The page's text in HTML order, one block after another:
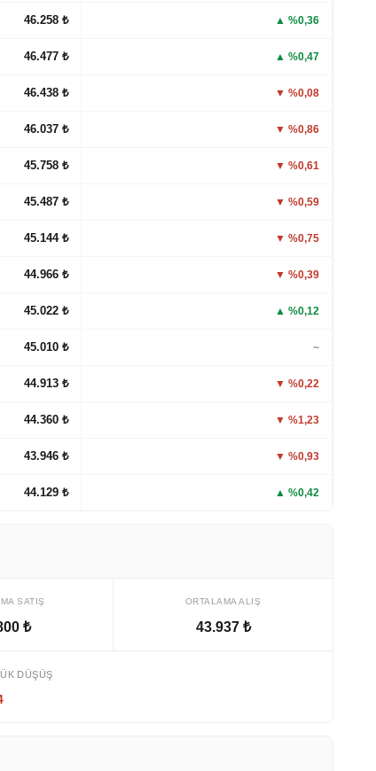
46.258 ₺ ▲ %0,36
46.477 ₺ ▲ %0,47
46.438 ₺ ▼ %0,08
46.037 ₺ ▼ %0,86
45.758 ₺ ▼ %0,61
45.487 ₺ ▼ %0,59
45.144 ₺ ▼ %0,75
44.966 ₺ ▼ %0,39
45.022 ₺ ▲ %0,12
45.010 ₺ ~
44.913 ₺ ▼ %0,22
44.360 ₺ ▼ %1,23
43.946 ₺ ▼ %0,93
44.129 ₺ ▲ %0,42
SATIŞ
₺
ORTALAMA ALIŞ
43.937 ₺
DÜŞÜŞ